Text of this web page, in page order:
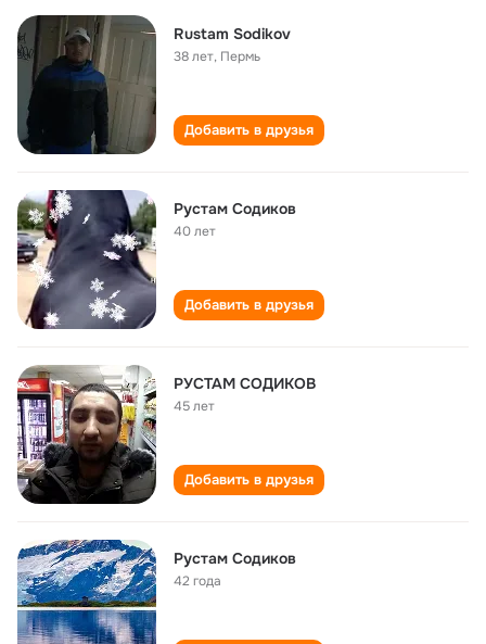
Rustam Sodikov
38 лет, Пермь
Добавить в друзья
Рустам Содиков
40 лет
Добавить в друзья
РУСТАМ СОДИКОВ
45 лет
Добавить в друзья
Рустам Содиков
42 года